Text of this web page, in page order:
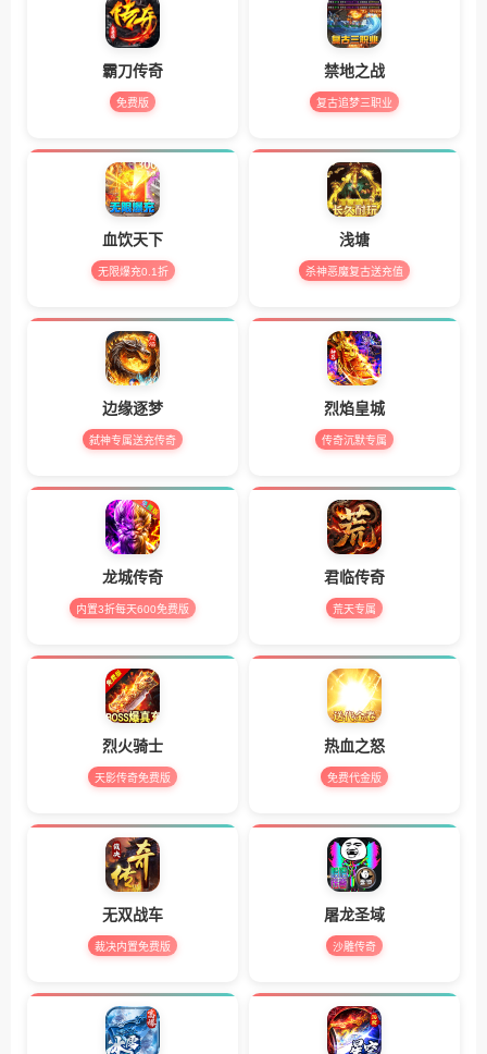
霸刀传奇
免费版
禁地之战
复古追梦三职业
血饮天下
无限爆充0.1折
浅塘
杀神恶魔复古送充值
边缘逐梦
弑神专属送充传奇
烈焰皇城
传奇沉默专属
龙城传奇
内置3折每天600免费版
君临传奇
荒天专属
烈火骑士
天影传奇免费版
热血之怒
免费代金版
无双战车
裁决内置免费版
屠龙圣域
沙雕传奇